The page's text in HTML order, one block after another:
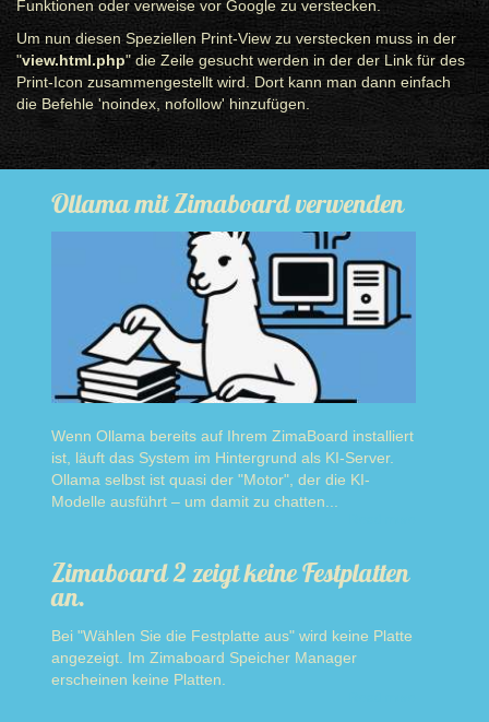
Funktionen oder verweise vor Google zu verstecken.
Um nun diesen Speziellen Print-View zu verstecken muss in der
"view.html.php" die Zeile gesucht werden in der der Link für des
Print-Icon zusammengestellt wird. Dort kann man dann einfach
die Befehle 'noindex, nofollow' hinzufügen.
Ollama mit Zimaboard verwenden
Wenn Ollama bereits auf Ihrem ZimaBoard installiert
ist, läuft das System im Hintergrund als KI-Server.
Ollama selbst ist quasi der "Motor", der die KI-
Modelle ausführt – um damit zu chatten...
Zimaboard 2 zeigt keine Festplatten
an.
Bei "Wählen Sie die Festplatte aus" wird keine Platte
angezeigt. Im Zimaboard Speicher Manager
erscheinen keine Platten.